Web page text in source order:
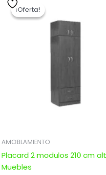
¡Oferta!
¡Oferta!
AMOBLAMIENTO
Placard 2 modulos 210 cm
Muebles
original
era:
$ 4.666,00.
es: